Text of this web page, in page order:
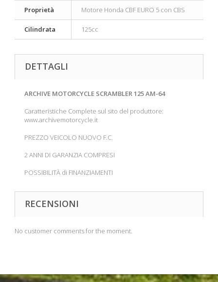
Proprietà Motore Honda CBF EURO 5 con CBS
Cilindrata 125cc
DETTAGLI
ARCHIVE MOTORCYCLE SCRAMBLER 125 AM-64
Caratteristiche Complete sul sito del produttore:
www.archivemotorcycle.it
PREZZO VEICOLO NUOVO F.C.
2 ANNI DI GARANZIA COMPRESI
POSSIBILITÀ di FINANZIAMENTI
RECENSIONI
No customer comments for the moment.